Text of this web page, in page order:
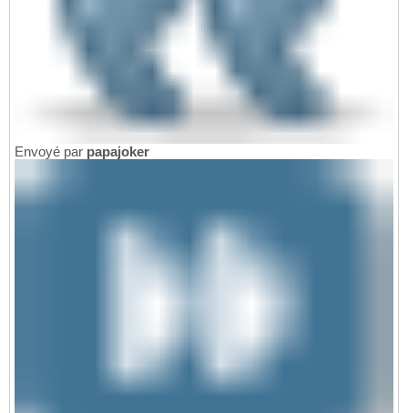
Envoyé par papajoker